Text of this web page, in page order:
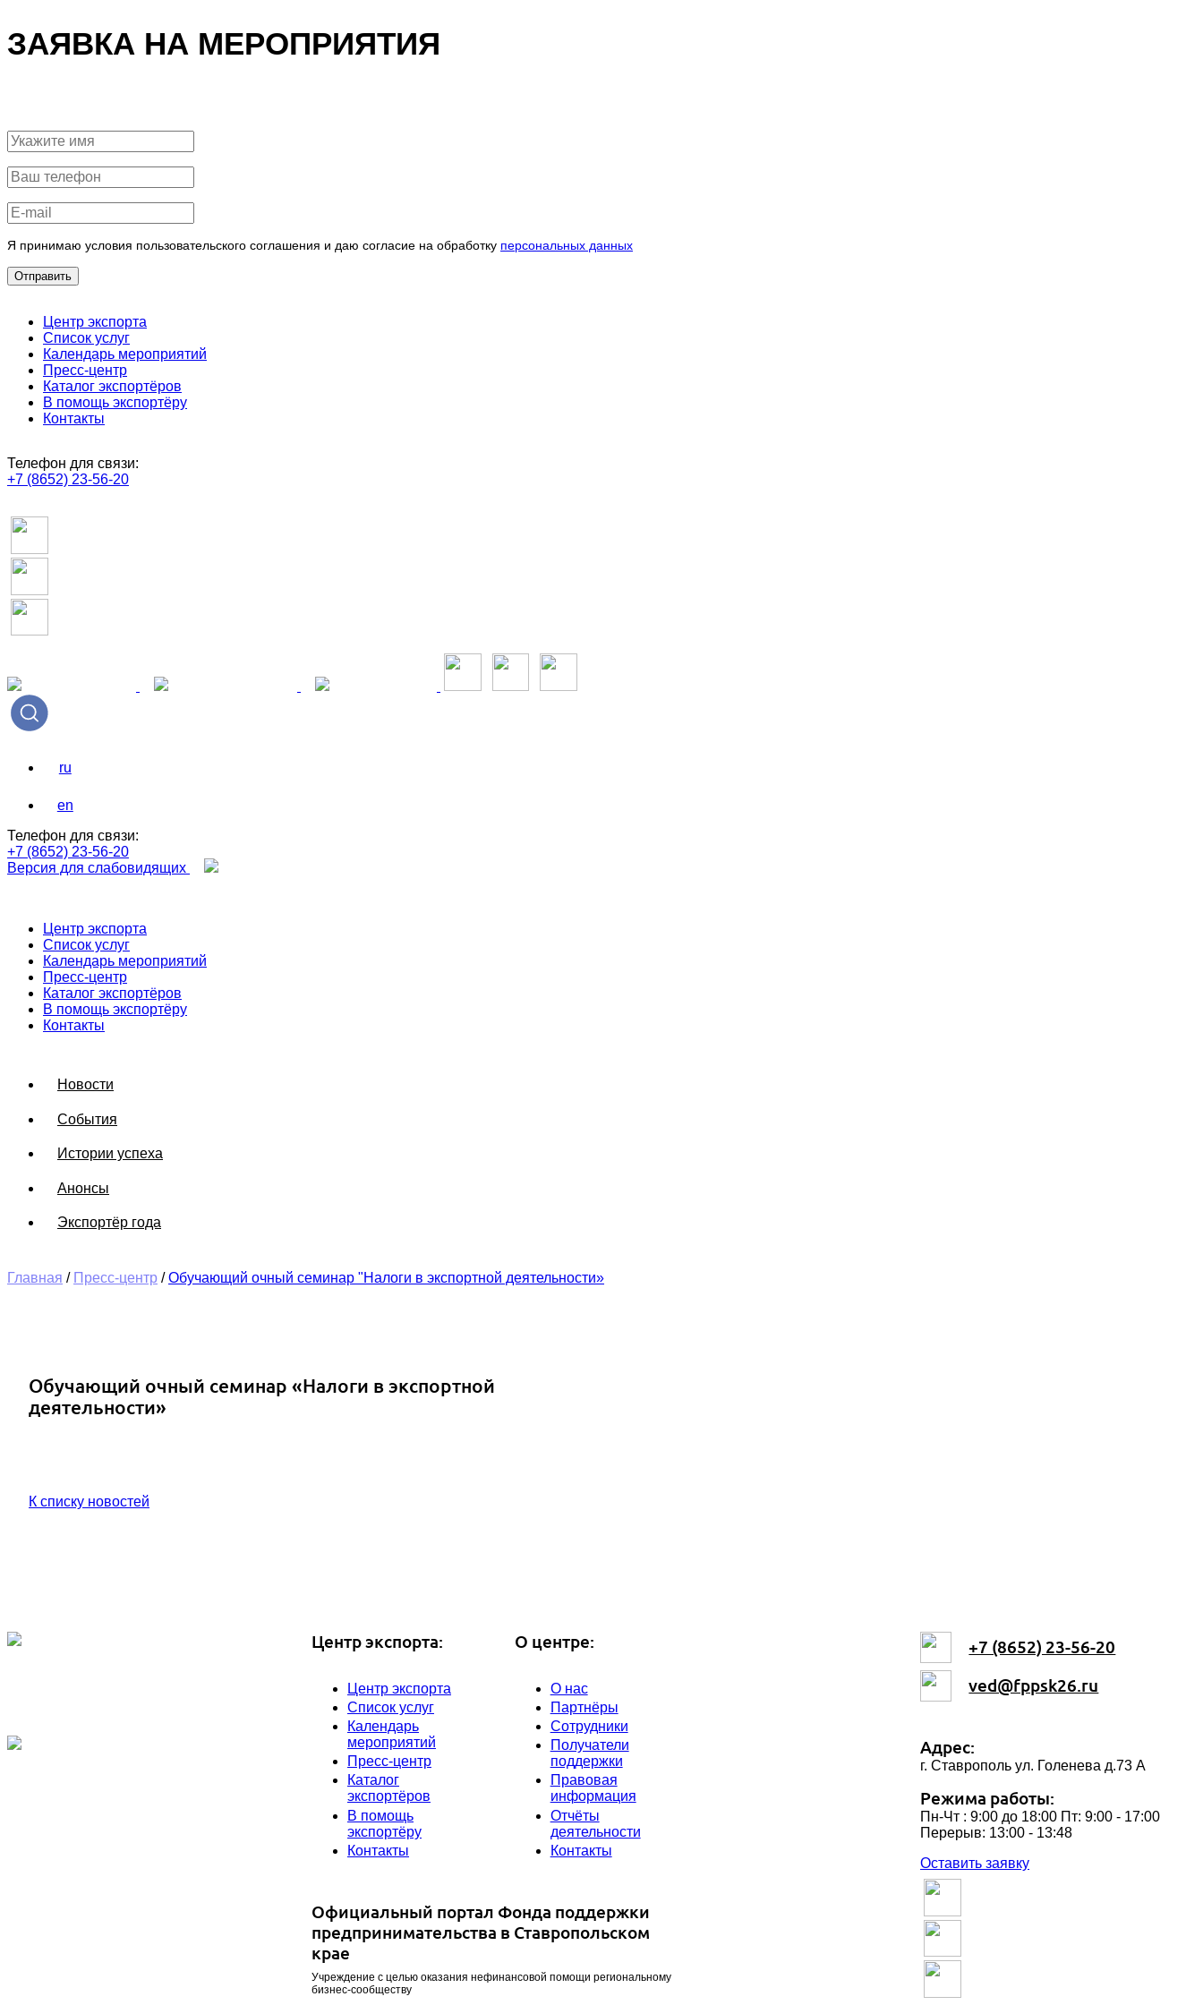
ЗАЯВКА НА МЕРОПРИЯТИЯ
Я принимаю условия пользовательского соглашения и даю согласие на обработку персональных данных
Отправить
Центр экспорта
Список услуг
Календарь мероприятий
Пресс-центр
Каталог экспортёров
В помощь экспортёру
Контакты
Телефон для связи:
+7 (8652) 23-56-20
ru
en
Телефон для связи:
+7 (8652) 23-56-20
Версия для слабовидящих
Центр экспорта
Список услуг
Календарь мероприятий
Пресс-центр
Каталог экспортёров
В помощь экспортёру
Контакты
Новости
События
Истории успеха
Анонсы
Экспортёр года
Главная / Пресс-центр /Обучающий очный семинар "Налоги в экспортной деятельности»
Обучающий очный семинар «Налоги в экспортной
деятельности»
К списку новостей
Центр экспорта:
Центр экспорта
Список услуг
Календарь
мероприятий
Пресс-центр
Каталог
экспортёров
В помощь
экспортёру
Контакты
О центре:
О нас
Партнёры
Сотрудники
Получатели
поддержки
Правовая
информация
Отчёты
деятельности
Контакты
Официальный портал Фонда поддержки
предпринимательства в Ставропольском
крае
Учреждение с целью оказания нефинансовой помощи региональному
бизнес-сообществу
+7 (8652) 23-56-20
ved@fppsk26.ru
Адрес:
г. Ставрополь ул. Голенева д.73 A
Режима работы:
Пн-Чт : 9:00 до 18:00 Пт: 9:00 - 17:00
Перерыв: 13:00 - 13:48
Оставить заявку